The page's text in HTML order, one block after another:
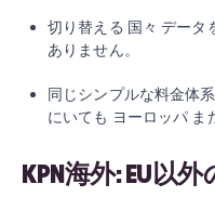
切り替える 国々 データ
ありません。
同じシンプルな料金体
にいても ヨーロッパ ま
KPN海外: EU以